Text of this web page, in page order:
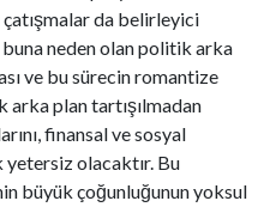
da belirleyici
neden olan politik arka
ve bu sürecin romantize
arka plan tartışılmadan
finansal ve sosyal
olacaktır. Bu
büyük çoğunluğunun yoksul